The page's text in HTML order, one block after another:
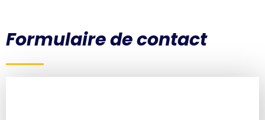
Formulaire de contact